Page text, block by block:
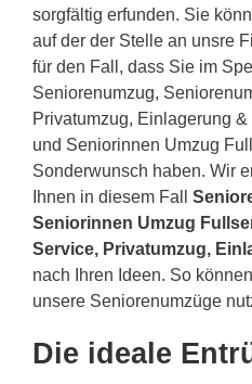
sorgfältig erfunden. Sie
auf der der Stelle an unsre
für den Fall, dass Sie im
Seniorenumzug,
Privatumzug, Einlagerung
und Seniorinnen Umzug
Sonderwunsch haben. Wir
Ihnen in diesem Fall
Seniorinnen Umzug
Service, Privatumzug,
nach Ihren Ideen. So
unsere Seniorenumzüge
Die ideale